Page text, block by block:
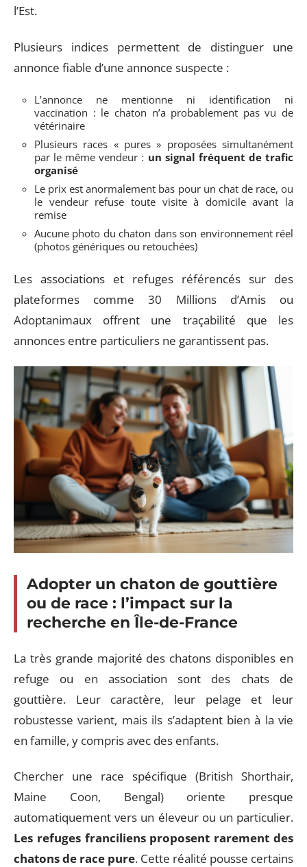
l’Est.
Plusieurs indices permettent de distinguer une
annonce fiable d’une annonce suspecte :
L’annonce ne mentionne ni identification ni
vaccination : le chaton n’a probablement pas vu de
vétérinaire
Plusieurs races « pures » proposées simultanément
par le même vendeur : un signal fréquent de trafic
organisé
Le prix est anormalement bas pour un chat de race, ou
le vendeur refuse toute visite à domicile avant la
remise
Aucune photo du chaton dans son environnement réel
(photos génériques ou retouchées)
Les associations et refuges référencés sur des
plateformes comme 30 Millions d’Amis ou
Adoptanimaux offrent une traçabilité que les
annonces entre particuliers ne garantissent pas.
Adopter un chaton de gouttière
ou de race : l’impact sur la
recherche en Île-de-France
La très grande majorité des chatons disponibles en
refuge ou en association sont des chats de
gouttière. Leur caractère, leur pelage et leur
robustesse varient, mais ils s’adaptent bien à la vie
en famille, y compris avec des enfants.
Chercher une race spécifique (British Shorthair,
Maine Coon, Bengal) oriente presque
automatiquement vers un éleveur ou un particulier.
Les refuges franciliens proposent rarement des
chatons de race pure. Cette réalité pousse certains